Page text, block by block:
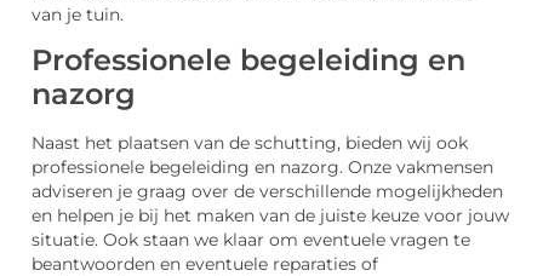
van je tuin.
Professionele begeleiding en
nazorg
Naast het plaatsen van de schutting, bieden wij ook
professionele begeleiding en nazorg. Onze vakmensen
adviseren je graag over de verschillende mogelijkheden
en helpen je bij het maken van de juiste keuze voor jouw
situatie. Ook staan we klaar om eventuele vragen te
beantwoorden en eventuele reparaties of